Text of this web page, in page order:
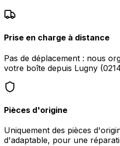
Prise en charge à distance
Pas de déplacement : nous
votre boîte depuis Lugny
Pièces d'origine
Uniquement des pièces
d'adaptable, pour une